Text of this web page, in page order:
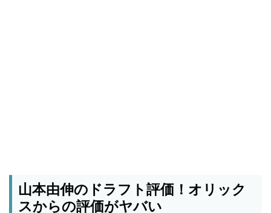
山本由伸のドラフト評価！オリック
スからの評価がヤバい